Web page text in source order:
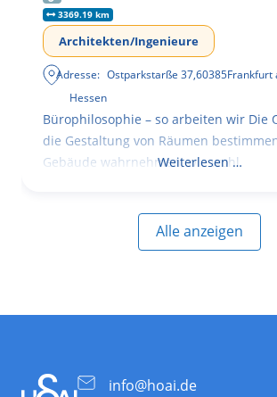
3369.19 km
Architekten/Ingenieure
Adresse: Ostparkstarße 37,60385Frankfurt
Hessen
Bürophilosophie – so arbeiten wir Die
die Gestaltung von Räumen
Gebäude wahrnehmen, wie wohl
Weiterlesen …
Alle anzeigen
info@hoai.de